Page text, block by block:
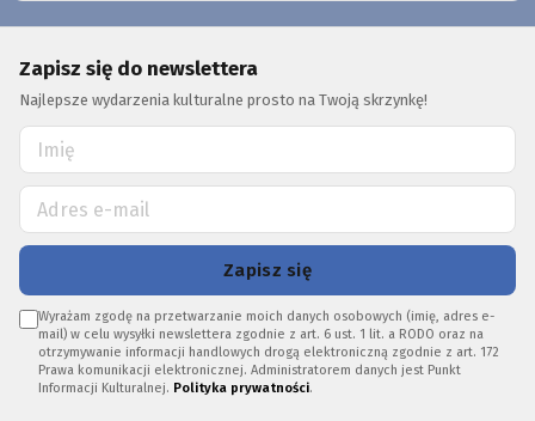
Zapisz się do newslettera
Najlepsze wydarzenia kulturalne prosto na Twoją skrzynkę!
Zapisz się
Wyrażam zgodę na przetwarzanie moich danych osobowych (imię, adres e-
mail) w celu wysyłki newslettera zgodnie z art. 6 ust. 1 lit. a RODO oraz na
otrzymywanie informacji handlowych drogą elektroniczną zgodnie z art. 172
Prawa komunikacji elektronicznej. Administratorem danych jest Punkt
Informacji Kulturalnej. Polityka prywatności.